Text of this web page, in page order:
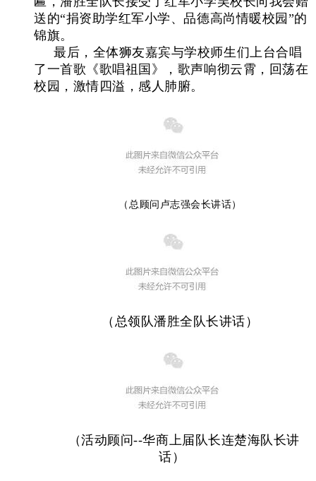
送的“捐资助学红军小学、品德高尚情暖校园”的
锦旗。
最后，全体狮友嘉宾与学校师生们上台合唱
了一首歌《歌唱祖国》，歌声响彻云霄，回荡在
校园，激情四溢，感人肺腑。
（总顾问卢志强会长讲话）
（总领队潘胜全队长讲话）
（活动顾问--华商上届队长连楚海队长讲
话）